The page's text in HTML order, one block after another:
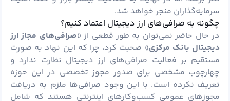
سرمایه‌گذاران منجر خواهد شد.
چگونه به صرافی‌های ارز دیجیتال اعتماد کنیم؟
در حال حاضر نمی‌توان به طور قطعی از «صرافی‌های مجاز ارز
دیجیتال بانک مرکزی» صحبت کرد، چرا که این نهاد به صورت
مستقیم بر فعالیت صرافی‌های ارز دیجیتال نظارت ندارد و
چهارچوب مشخصی برای صدور مجوز تخصصی در این حوزه
تعریف نکرده است. با این وجود صرافی‌ها ملزم به دریافت
مجوزهای عمومی کسب‌وکارهای اینترنتی هستند که شامل